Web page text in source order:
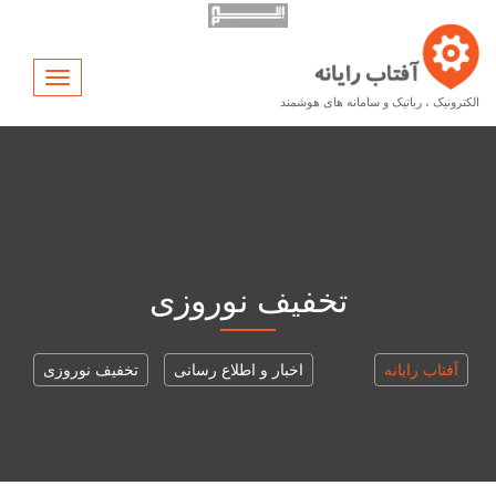
الکترونیک ، رباتیک و سامانه های هوشمند
Toggle
تخفیف نوروزی
آفتاب رایانه اخبار و اطلاع رسانی تخفیف نوروزی